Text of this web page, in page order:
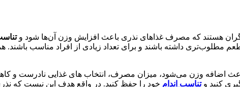
نگران هستند که مصرف غذاهای نذری باعث افزایش وزن آن‌ها شود و
مطلوب‌تری داشته باشند و برای تعداد زیادی از افراد مناسب
اضافه وزن می‌شود، میزان مصرف، انتخاب‌ های غذایی نادرست و
کنید وتناسب اندام خود را حفظ کنید. در واقع هدف این نیست که